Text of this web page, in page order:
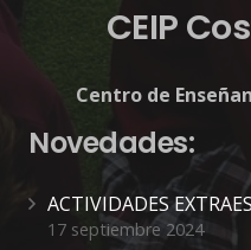
CEIP
Centro de
Novedades:
ACTIVIDADES
17 septiembre 2024